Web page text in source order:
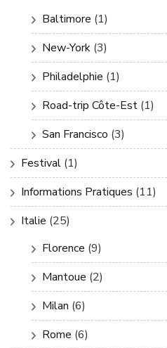
Baltimore (1)
New-York (3)
Philadelphie (1)
Road-trip Côte-Est (1)
San Francisco (3)
Festival (1)
Informations Pratiques (11)
Italie (25)
Florence (9)
Mantoue (2)
Milan (6)
Rome (6)